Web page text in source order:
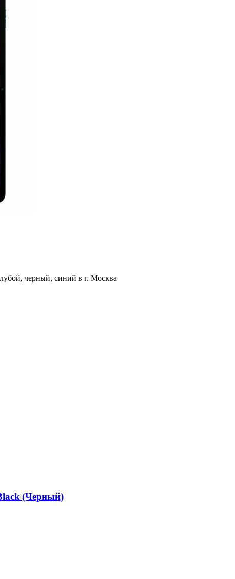
черный, синий в г. Москва
(Черный)